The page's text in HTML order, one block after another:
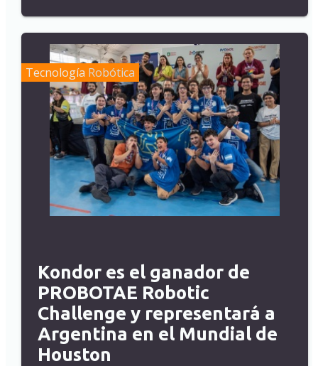
Tecnología Robótica
Kondor es el ganador de
PROBOTAE Robotic
Challenge y representará a
Argentina en el Mundial de
Houston